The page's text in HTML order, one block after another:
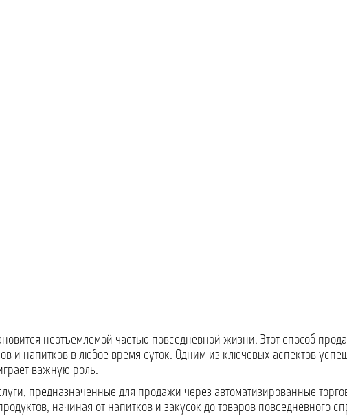
неотъемлемой частью повседневной жизни. Этот способ
и напитков в любое время суток. Одним из ключевых аспектов
важную роль.
предназначенные для продажи через автоматизированные
начиная от напитков и закусок до товаров повседневного